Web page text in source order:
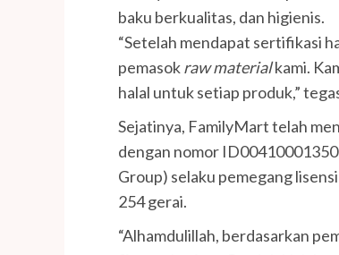
baku berkualitas, dan higienis.
“Setelah mendapat sertifikasi
pemasokraw materialkami.
halal untuk setiap produk,”
Sejatinya, FamilyMart telah
dengan nomor
Group) selaku pemegang
254 gerai.
“Alhamdulillah, berdasarkan